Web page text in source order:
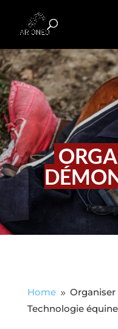
Home 9
Technologie